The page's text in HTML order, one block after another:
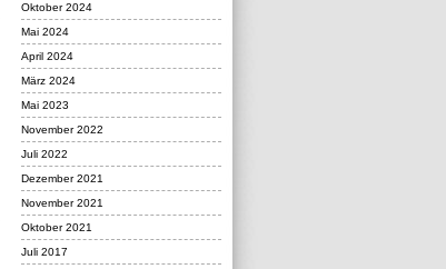
Oktober 2024
Mai 2024
April 2024
März 2024
Mai 2023
November 2022
Juli 2022
Dezember 2021
November 2021
Oktober 2021
Juli 2017